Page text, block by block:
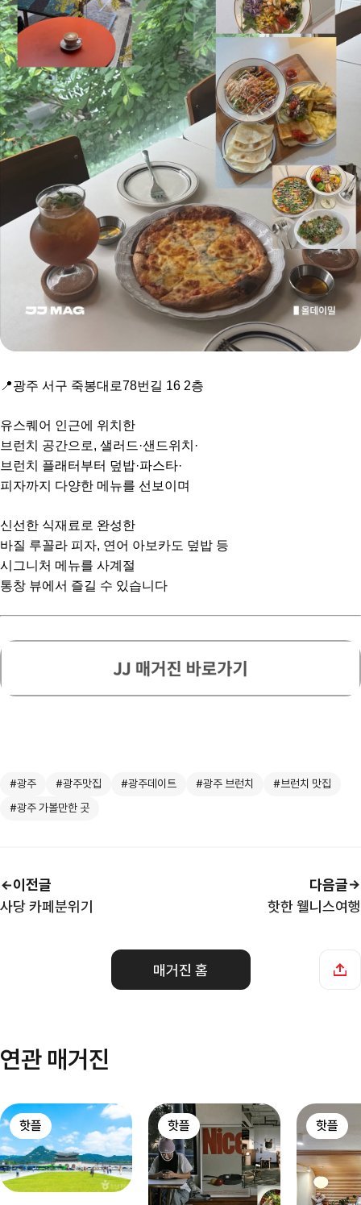
📍광주 서구 죽봉대로78번길 16 2층
유스퀘어 인근에 위치한
브런치 공간으로, 샐러드·샌드위치·
브런치 플래터부터 덮밥·파스타·
피자까지 다양한 메뉴를 선보이며
신선한 식재료로 완성한
바질 루꼴라 피자, 연어 아보카도 덮밥 등
시그니처 메뉴를 사계절
통창 뷰에서 즐길 수 있습니다
#광주 #광주맛집 #광주데이트 #광주 브런치
#브런치 맛집
#광주 가볼만한 곳
이전글
사당 카페분위기
핫한 웰니스여행
다음글
매거진 홈
연관 매거진
핫플 핫플 핫플